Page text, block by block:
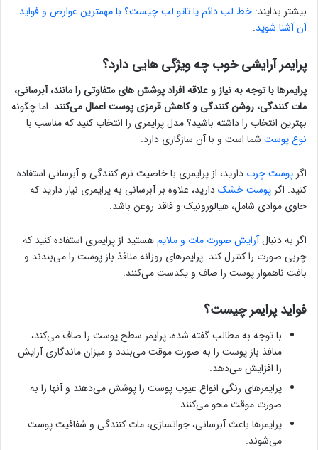
بیشتر بدایند: خط لب دائم یا تاتو لب چیست؟ با مهمترین عوارض و فواید
آن آشنا شوید.
پرایمر آرایشی خوب چه ویژگی هایی دارد؟
پرایمرها با توجه به نیاز و علاقه افراد پوشش های متفاوتی را مانند، آبرسانی،
مات کنندگی، روشن کنندگی و کاهش قرمزی پوست اعمال می‌کنند. اما چگونه
بهترین انتخاب را داشته باشید؟ مدل پرایمری را انتخاب کنید که مناسب با
نوع پوست شما است و با آن سازگاری دارد.
اگرپوست چرب دارید، از پرایمری با خاصیت نرم کنندگی و آبرسانی استفاده
کنید. اگرپوست خشکدارید، علاوه بر آبرسانی به پرایمری نیاز دارید که
حاوی موادی شامل، هیالورونیک و فاقد روغن باشد.
اگر به دنبالآرایش صورت مات و ملایمهستید از پرایمری استفاده کنید که
چربی صورت را کنترل کند. پرایمرهای روزانه منافذ باز پوست را می‌بندند و
بافت ناهموار پوست را صاف و یکدست می‌کنند.
فواید پرایمر چیست؟
با توجه به مطالب گفته شده، پرایمر سطح پوست را صاف می‌کند،
منافذ باز پوست را به صورت موقت می‌بندد و میزان ماندگاری آرایش
را افزایش می‌دهد.
پرایمرهای رنگی انواع عیوب پوست را پوشش می‌دهند و آنها را به
صورت موقت محو می‌کنند.
پرایمرها باعث آبرسانی، جوانسازی، مات کنندگی و شفافیت پوست
می‌شوند.